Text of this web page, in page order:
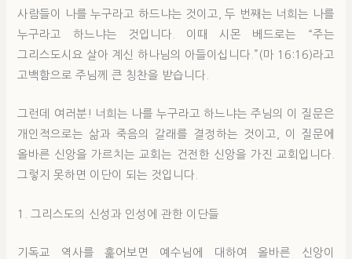
사람들이 나를 누구라고 하드냐는 것이고, 두 번째는 너희는 나를
누구라고 하느냐는 것입니다. 이때 시몬 베드로는 “주는
그리스도시요 살아 계신 하나님의 아들이십니다.”(마 16:16)라고
고백함으로 주님께 큰 칭찬을 받습니다.
그런데 여러분! 너희는 나를 누구라고 하느냐는 주님의 이 질문은
개인적으로는 삶과 죽음의 갈래를 결정하는 것이고, 이 질문에
올바른 신앙을 가르치는 교회는 건전한 신앙을 가진 교회입니다.
그렇지 못하면 이단이 되는 것입니다.
1. 그리스도의 신성과 인성에 관한 이단들
기독교 역사를 훑어보면 예수님에 대하여 올바른 신앙이